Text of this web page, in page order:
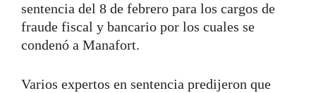
sentencia del 8 de febrero para los cargos de
fraude fiscal y bancario por los cuales se
condenó a Manafort.
Varios expertos en sentencia predijeron que